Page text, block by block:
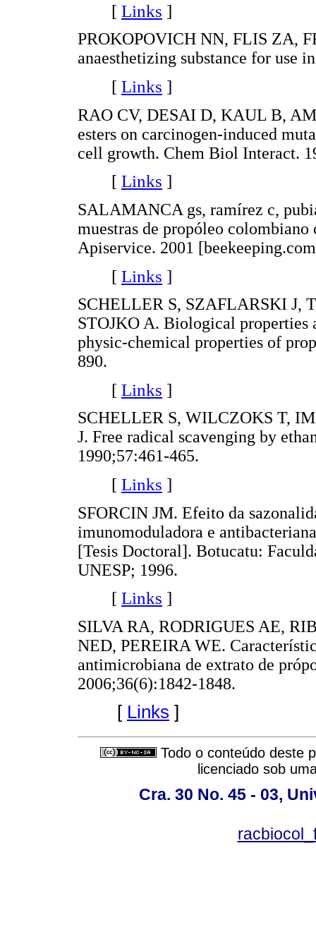
[ Links ]
PROKOPOVICH NN, FLIS ZA,
anaesthetizing substance for use
[ Links ]
RAO CV, DESAI D, KAUL B,
esters on carcinogen-induced
cell growth. Chem Biol Interact.
[ Links ]
SALAMANCA gs, ramírez c,
muestras de propóleo
Apiservice. 2001
[ Links ]
SCHELLER S, SZAFLARSKI J,
STOJKO A. Biological
physic-chemical properties of
890.
[ Links ]
SCHELLER S, WILCZOKS T,
J. Free radical scavenging by
1990;57:461-465.
[ Links ]
SFORCIN JM. Efeito da
imunomoduladora e
[Tesis Doctoral]. Botucatu:
UNESP; 1996.
[ Links ]
SILVA RA, RODRIGUES AE,
NED, PEREIRA WE.
antimicrobiana de extrato de
2006;36(6):1842-1848.
[ Links ]
Todo o conteúdo deste
licenciado sob
Cra. 30 No. 45 - 03,